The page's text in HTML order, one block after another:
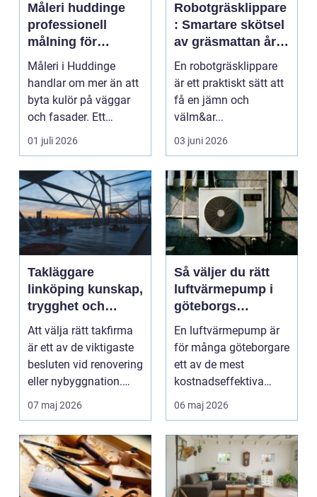
Måleri huddinge
professionell
målning för
hållbara resultat
Måleri i Huddinge
handlar om mer än att
byta kulör på väggar
och fasader. Ett
genomtänkt
01 juli 2026
Robotgräsklippare
: Smartare skötsel
av gräsmattan året
runt
En robotgräsklippare
är ett praktiskt sätt att
få en jämn och
välm&ar...
03 juni 2026
Takläggare
linköping kunskap,
trygghet och
hållbara tak
Att välja rätt takfirma
är ett av de viktigaste
besluten vid renovering
eller nybyggnation.
Taket på...
07 maj 2026
Så väljer du rätt
luftvärmepump i
göteborgs
kustklimat
En luftvärmepump är
för många göteborgare
ett av de mest
kostnadseffektiva
sätten att sänka sina
06 maj 2026